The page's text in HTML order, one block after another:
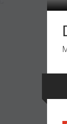
obsah